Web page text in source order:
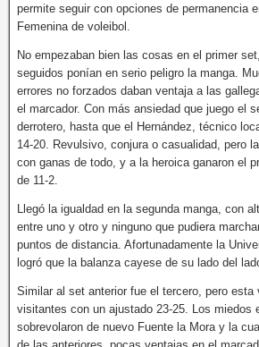
permite seguir con opciones de permanencia
Femenina de voleibol.
No empezaban bien las cosas en el primer
seguidos ponían en serio peligro la manga.
errores no forzados daban ventaja a las
el marcador. Con más ansiedad que juego el
derrotero, hasta que el Hernández, técnico
14-20. Revulsivo, conjura o casualidad, pero
con ganas de todo, y a la heroica ganaron el
de 11-2.
Llegó la igualdad en la segunda manga, con
entre uno y otro y ninguno que pudiera
puntos de distancia. Afortunadamente la
logró que la balanza cayese de su lado del
Similar al set anterior fue el tercero, pero esta
visitantes con un ajustado 23-25. Los miedos
sobrevolaron de nuevo Fuente la Mora y la